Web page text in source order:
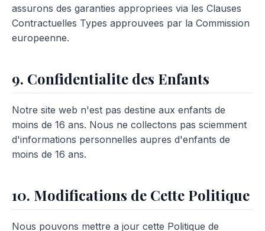
assurons des garanties appropriees via les Clauses
Contractuelles Types approuvees par la Commission
europeenne.
9. Confidentialite des Enfants
Notre site web n'est pas destine aux enfants de
moins de 16 ans. Nous ne collectons pas sciemment
d'informations personnelles aupres d'enfants de
moins de 16 ans.
10. Modifications de Cette Politique
Nous pouvons mettre a jour cette Politique de